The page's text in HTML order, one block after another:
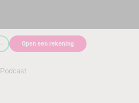
Podcast
Open een rekening